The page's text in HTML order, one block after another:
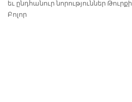
եւ ընդհանուր նորություններ
Բոլոր